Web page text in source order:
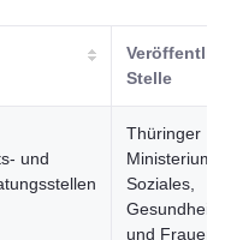
Stelle
und
Thüringer
Ministerium
Soziales,
Gesundheit,
und Frauen